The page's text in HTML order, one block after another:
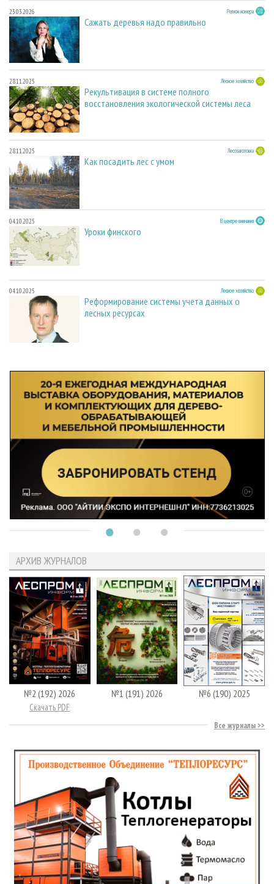
23.03.2026 Регион номера
Сажать деревья надо правильно
28.11.2025 Лесное хозяйство
Рекультивация в системе полного
восстановления экологической системы леса
28.11.2025 Лесозаготовка
Как посадить лес с умом
04.10.2025 В центре внимания
Уроки финского
04.10.2025 Лесное хозяйство
Реформирование системы учета данных о
лесных ресурсах
АРХИВ ЖУРНАЛОВ
№2 (192) 2026
Скачать PDF
№1 (191) 2026 №6 (190) 2025
Все журналы